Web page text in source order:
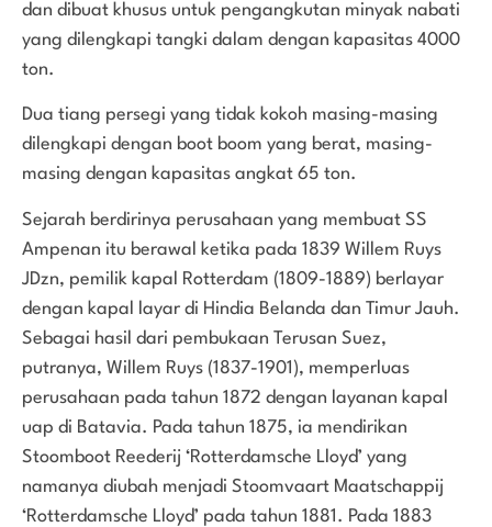
dan dibuat khusus untuk pengangkutan minyak nabati
yang dilengkapi tangki dalam dengan kapasitas 4000
ton.
Dua tiang persegi yang tidak kokoh masing-masing
dilengkapi dengan boot boom yang berat, masing-
masing dengan kapasitas angkat 65 ton.
Sejarah berdirinya perusahaan yang membuat SS
Ampenan itu berawal ketika pada 1839 Willem Ruys
JDzn, pemilik kapal Rotterdam (1809-1889) berlayar
dengan kapal layar di Hindia Belanda dan Timur Jauh.
Sebagai hasil dari pembukaan Terusan Suez,
putranya, Willem Ruys (1837-1901), memperluas
perusahaan pada tahun 1872 dengan layanan kapal
uap di Batavia. Pada tahun 1875, ia mendirikan
Stoomboot Reederij ‘Rotterdamsche Lloyd’ yang
namanya diubah menjadi Stoomvaart Maatschappij
‘Rotterdamsche Lloyd’ pada tahun 1881. Pada 1883